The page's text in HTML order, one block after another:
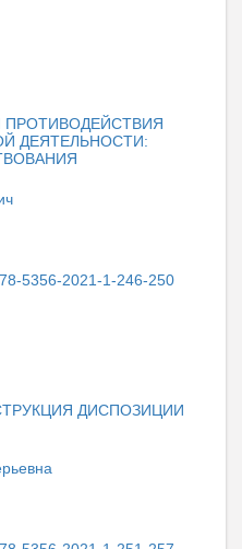
ПРОТИВОДЕЙСТВИЯ
ДЕЯТЕЛЬНОСТИ:
5356-2021-1-246-250
ДИСПОЗИЦИИ